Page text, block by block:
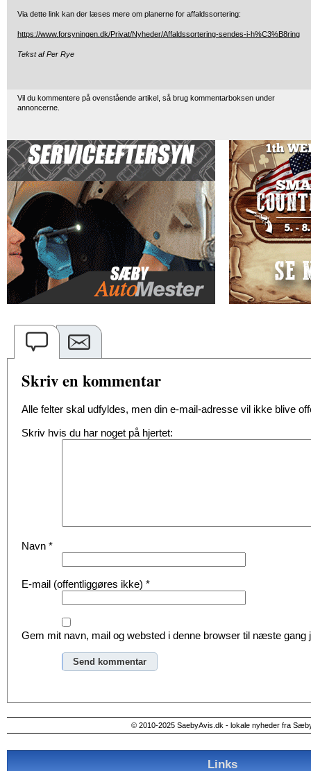
Via dette link kan der læses mere om planerne for affaldssortering:
https://www.forsyningen.dk/Privat/Nyheder/Affaldssortering-sendes-i-h%C3%B8ring
Tekst af Per Rye
Vil du kommentere på ovenstående artikel, så brug kommentarboksen under
annoncerne.
Skriv en kommentar
Alle felter skal udfyldes, men din e-mail-adresse vil ikke blive
Skriv hvis du har noget på hjertet:
Navn *
E-mail (offentliggøres ikke) *
Gem mit navn, mail og websted i denne browser til næste gang
© 2010-2025 SaebyAvis.dk - lokale nyheder fra
Links